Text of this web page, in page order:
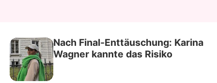
Nach Final-Enttäuschung: Karina
Wagner kannte das Risiko